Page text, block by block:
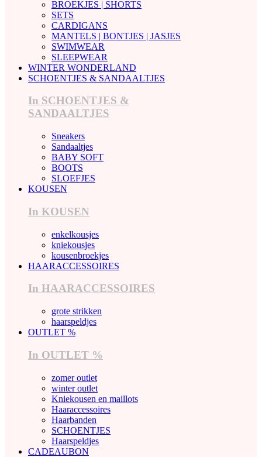
BROEKJES | SHORTS
SETS
CARDIGANS
MANTELS | BONTJES | JASJES
SWIMWEAR
SLEEPWEAR
WINTER WONDERLAND
SCHOENTJES & SANDAALTJES
In SCHOENTJES &
SANDAALTJES
Sneakers
Sandaaltjes
BABY SOFT
BOOTS
SLOEFJES
KOUSEN
In KOUSEN
enkelkousjes
kniekousjes
kousenbroekjes
HAARACCESSOIRES
In HAARACCESSOIRES
grote strikken
haarspeldjes
OUTLET %
In OUTLET %
zomer outlet
winter outlet
Kniekousen en maillots
Haaraccessoires
Haarbanden
SCHOENTJES
Haarspeldjes
CADEAUBON